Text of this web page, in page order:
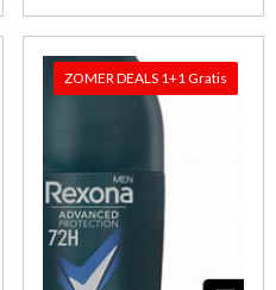
ZOMER DEALS 1+1 Gratis